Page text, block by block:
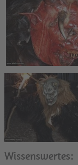
Wissenswertes: